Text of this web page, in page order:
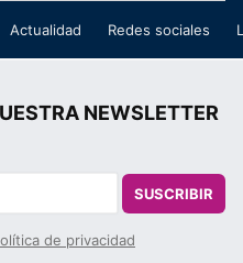
Actualidad Redes sociales
NEWSLETTER
SUSCRIBIR
de privacidad